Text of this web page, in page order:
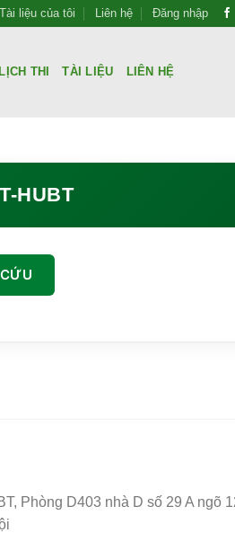
Tài liệu của tôi Liên hệ Đăng nhập
THI TÀI LIỆU LIÊN HỆ
HUBT
Phòng D403 nhà D số 29 A ngõ